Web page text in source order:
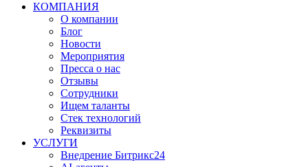
КОМПАНИЯ
О компании
Блог
Новости
Мероприятия
Пресса о нас
Отзывы
Сотрудники
Ищем таланты
Стек технологий
Реквизиты
УСЛУГИ
Внедрение Битрикс24